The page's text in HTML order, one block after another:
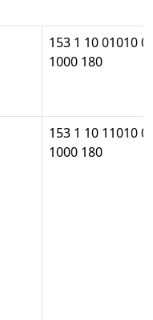
153 1 10 01010
1000 180
153 1 10 11010
1000 180